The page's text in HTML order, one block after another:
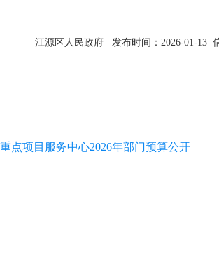
江源区人民政府 发布时间：2026-01-13
重点项目服务中心2026年部门预算公开